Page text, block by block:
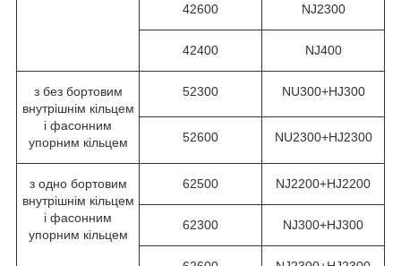
42600 NJ2300
42400 NJ400
з без бортовим
внутрішнім кільцем
і фасонним
упорним кільцем
52300 NU300+HJ300
52600 NU2300+HJ2300
з одно бортовим
внутрішнім кільцем
і фасонним
упорним кільцем
62500 NJ2200+HJ2200
62300 NJ300+HJ300